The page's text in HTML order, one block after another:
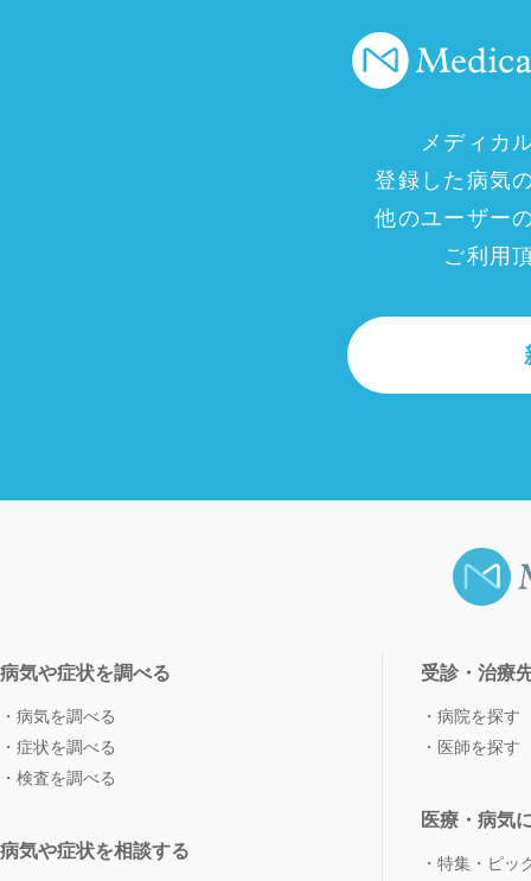
メディカ
登録した病気
他のユーザー
ご利用
病気や症状を調べる
病気を調べる
症状を調べる
検査を調べる
病気や症状を相談する
受診・治療
病院を探す
医師を探す
医療・病気
特集・ピッ